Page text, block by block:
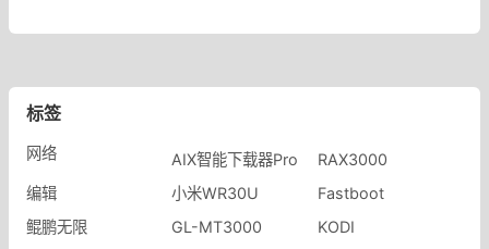
标签
网络 AIX智能下载器Pro
RAX3000
编辑
小米WR30U
Fastboot
鲲鹏无限
GL-MT3000
KODI